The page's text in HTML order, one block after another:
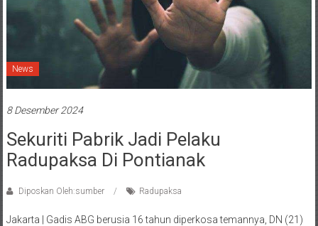
News
8 Desember 2024
Sekuriti Pabrik Jadi Pelaku
Radupaksa Di Pontianak
Diposkan Oleh:sumber Radupaksa
Jakarta | Gadis ABG berusia 16 tahun diperkosa temannya, DN (21)